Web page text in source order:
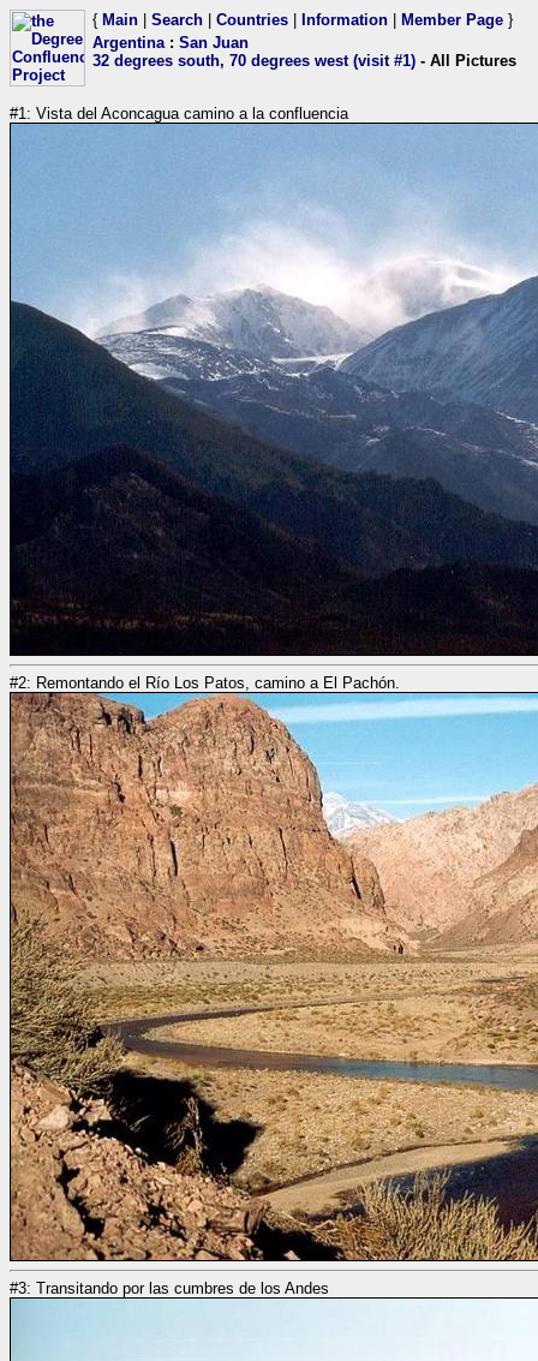
{ Main Search Countries Information Member Page }
Argentina: San Juan
32 degrees south, 70 degrees west (visit #1) - All Pictures
#1: Vista del Aconcagua camino a la confluencia
#2: Remontando el Río Los Patos, camino a El Pachón.
#3: Transitando por las cumbres de los Andes